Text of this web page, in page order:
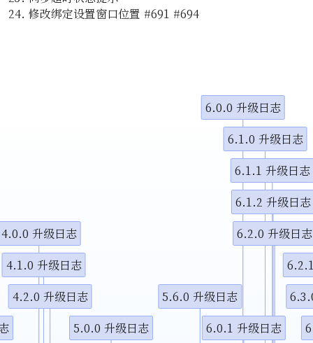
修改绑定设置窗口位置 #691 #694
6.2.0 升级日志
6.1.2 升级日志
6.1.1 升级日志
6.1.0 升级日志
6.0.1 升级日志
6.0.0 升级日志
5.6.0 升级日志
5.0.0 升级日志
4.2.0 升级日志
4.1.0 升级日志
4.0.0 升级日志